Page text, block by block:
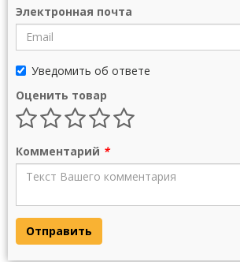
Электронная почта
Уведомить об ответе
Оценить товар
Комментарий *
Отправить